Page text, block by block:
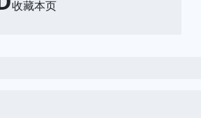
收藏本页